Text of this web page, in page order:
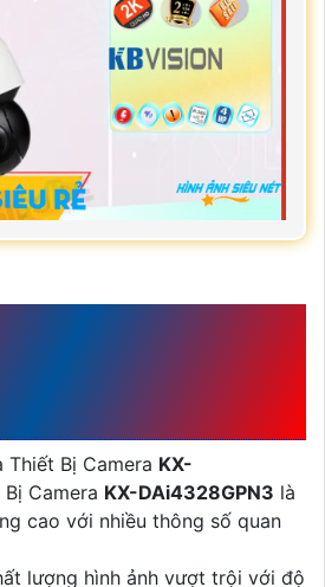
Thiết Bị Camera KX-
Bị Camera KX-DAi4328GPN3 là
cao với nhiều thông số quan
lượng hình ảnh vượt trội với độ